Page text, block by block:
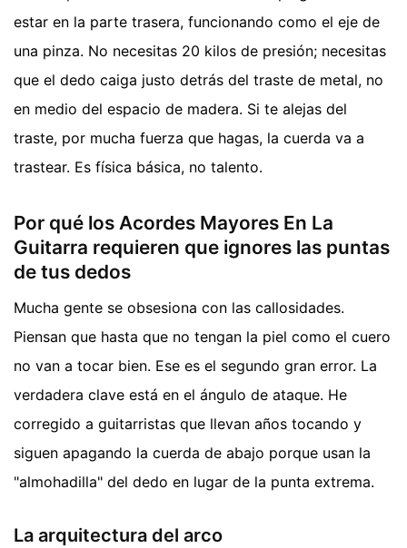
estar en la parte trasera, funcionando como el eje de
una pinza. No necesitas 20 kilos de presión; necesitas
que el dedo caiga justo detrás del traste de metal, no
en medio del espacio de madera. Si te alejas del
traste, por mucha fuerza que hagas, la cuerda va a
trastear. Es física básica, no talento.
Por qué los Acordes Mayores En La
Guitarra requieren que ignores las puntas
de tus dedos
Mucha gente se obsesiona con las callosidades.
Piensan que hasta que no tengan la piel como el cuero
no van a tocar bien. Ese es el segundo gran error. La
verdadera clave está en el ángulo de ataque. He
corregido a guitarristas que llevan años tocando y
siguen apagando la cuerda de abajo porque usan la
"almohadilla" del dedo en lugar de la punta extrema.
La arquitectura del arco